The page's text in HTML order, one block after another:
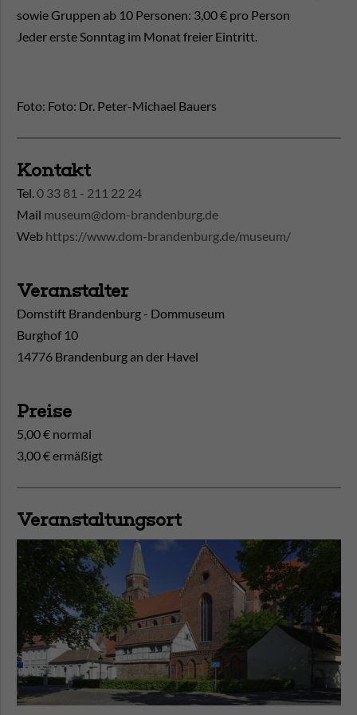
sowie Gruppen ab 10 Personen: 3,00 € pro Person
Jeder erste Sonntag im Monat freier Eintritt.
Foto: Foto: Dr. Peter-Michael Bauers
Kontakt
Tel.0 33 81 - 211 22 24
Mail museum@dom-brandenburg.de
Web https://www.dom-brandenburg.de/museum/
Veranstalter
Domstift Brandenburg - Dommuseum
Burghof 10
14776 Brandenburg an der Havel
Preise
5,00 € normal
3,00 € ermäßigt
Veranstaltungsort